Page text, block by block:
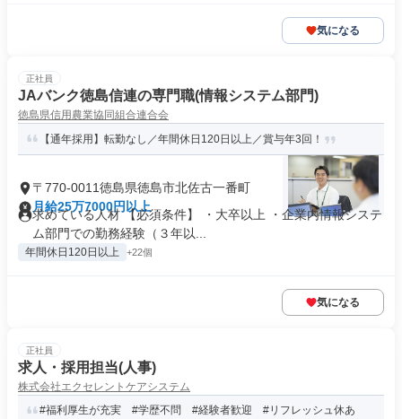
気になる
正社員
JAバンク徳島信連の専門職(情報システム部門)
徳島県信用農業協同組合連合会
【通年採用】転勤なし／年間休日120日以上／賞与年3回！
〒770-0011徳島県徳島市北佐古一番町
月給25万7000円以上
求めている人材 【必須条件】 ・大卒以上 ・企業内情報システ
ム部門での勤務経験（３年以...
年間休日120日以上 +22個
気になる
正社員
求人・採用担当(人事)
株式会社エクセレントケアシステム
#福利厚生が充実 #学歴不問 #経験者歓迎 #リフレッシュ休あ